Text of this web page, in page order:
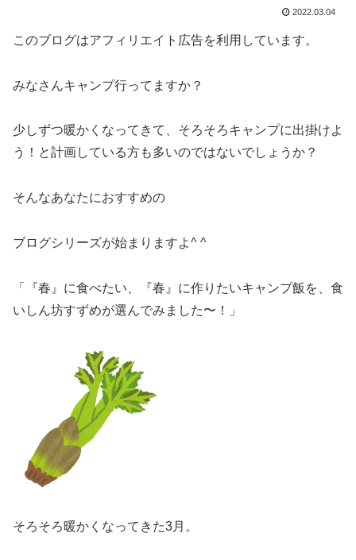
2022.03.04
このブログはアフィリエイト広告を利用しています。
みなさんキャンプ行ってますか？
少しずつ暖かくなってきて、そろそろキャンプに出掛けよ
う！と計画している方も多いのではないでしょうか？
そんなあなたにおすすめの
ブログシリーズが始まりますよ^ ^
「『春』に食べたい、『春』に作りたいキャンプ飯を、食
いしん坊すずめが選んでみました〜！」
そろそろ暖かくなってきた3月。